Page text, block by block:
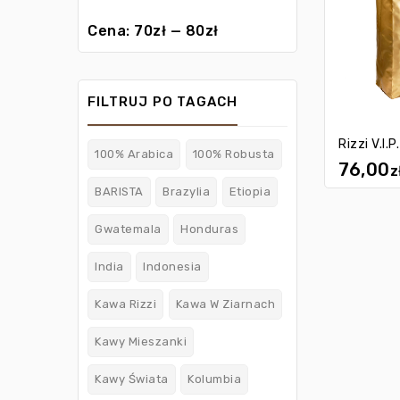
Cena: 70zł — 80zł
FILTRUJ PO TAGACH
100% Arabica 100% Robusta
BARISTA Brazylia Etiopia
Gwatemala Honduras
India Indonesia
Kawa Rizzi Kawa W Ziarnach
Kawy Mieszanki
Kawy Świata Kolumbia
Rizzi V.I.P.
76,00